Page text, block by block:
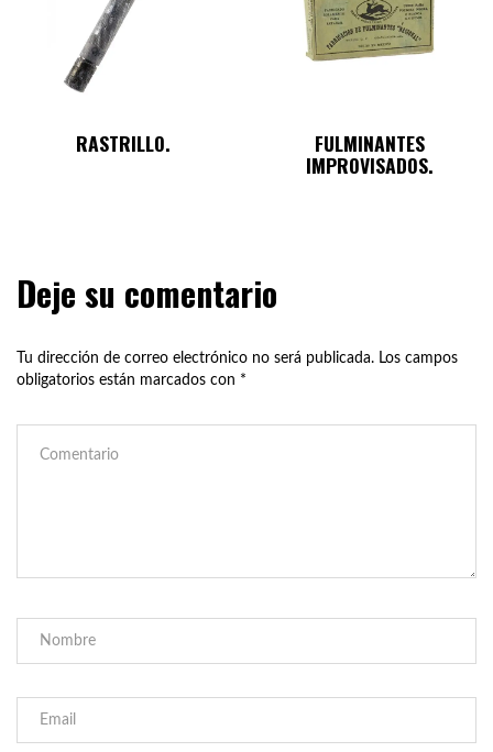
RASTRILLO. FULMINANTES
IMPROVISADOS.
Deje su comentario
Tu dirección de correo electrónico no será publicada. Los campos
obligatorios están marcados con *